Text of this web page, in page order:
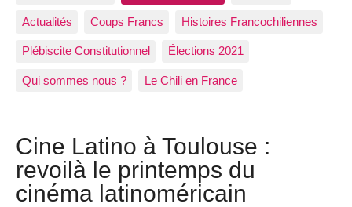
Actualités Coups Francs Histoires Francochiliennes
Plébiscite Constitutionnel Élections 2021
Qui sommes nous ? Le Chili en France
Cine Latino à Toulouse :
revoilà le printemps du
cinéma latinoméricain